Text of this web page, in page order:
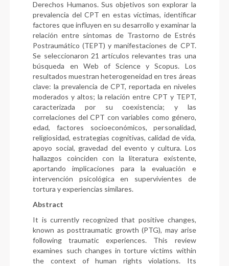
Derechos Humanos. Sus objetivos son explorar la
prevalencia del CPT en estas víctimas, identificar
factores que influyen en su desarrollo y examinar la
relación entre síntomas de Trastorno de Estrés
Postraumático (TEPT) y manifestaciones de CPT.
Se seleccionaron 21 artículos relevantes tras una
búsqueda en Web of Science y Scopus. Los
resultados muestran heterogeneidad en tres áreas
clave: la prevalencia de CPT, reportada en niveles
moderados y altos; la relación entre CPT y TEPT,
caracterizada por su coexistencia; y las
correlaciones del CPT con variables como género,
edad, factores socioeconómicos, personalidad,
religiosidad, estrategias cognitivas, calidad de vida,
apoyo social, gravedad del evento y cultura. Los
hallazgos coinciden con la literatura existente,
aportando implicaciones para la evaluación e
intervención psicológica en supervivientes de
tortura y experiencias similares.
Abstract
It is currently recognized that positive changes,
known as posttraumatic growth (PTG), may arise
following traumatic experiences. This review
examines such changes in torture victims within
the context of human rights violations. Its